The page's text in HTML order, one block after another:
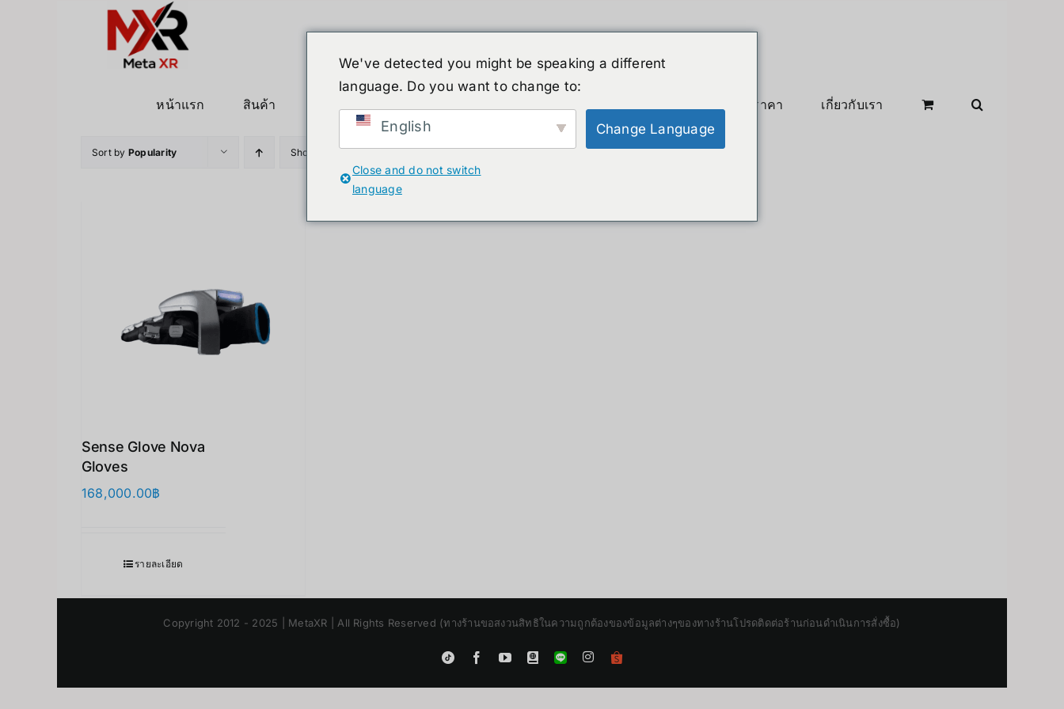
หน้าแรก
สินค้า สินค้าลดราคา เกี่ยวกับเรา
Sort by Popularity Show 12 Products
Sense Glove Nova
Gloves
168,000.00฿
รายละเอียด
Copyright 2012 - 2025 | MetaXR | All Rights Reserved (ทางร้านขอสงวนสิทธิในความถูกต้องของข้อมูลต่างๆของทางร้านโปรดติดต่อร้านก่อนดำเนินการสั่งซื้อ)
Tiktok FacebookYouTube
Blogger
LINE
Instagram
Shopee
We've detected you might be speaking a different
language. Do you want to change to:
English Change Language
Close and do not switch
language